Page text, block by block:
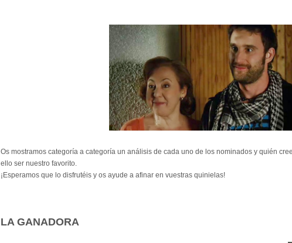
Os mostramos categoría a categoría un análisis de cada uno de los nominados y quién
ello ser nuestro favorito.
¡Esperamos que lo disfrutéis y os ayude a afinar en vuestras quinielas!
LA GANADORA